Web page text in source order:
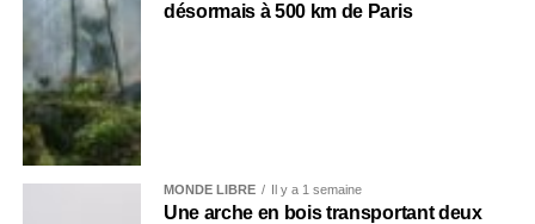
désormais à 500 km de Paris
MONDE LIBRE Il y a 1 semaine
Une arche en bois transportant deux